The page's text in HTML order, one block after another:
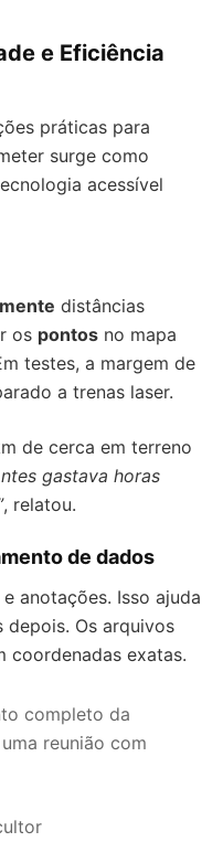
e Eficiência
práticas para
surge como
acessível
distâncias
os pontos no mapa
testes, a margem de
a trenas laser.
de cerca em terreno
gastava horas
, relatou.
de dados
anotações. Isso ajuda
depois. Os arquivos
coordenadas exatas.
completo da
reunião com